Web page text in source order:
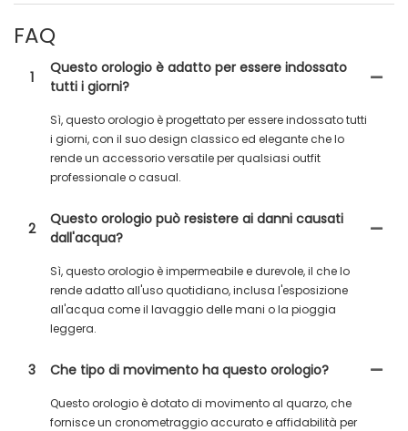
FAQ
1
Questo orologio è adatto per essere indossato
tutti i giorni?
Sì, questo orologio è progettato per essere indossato tutti
i giorni, con il suo design classico ed elegante che lo
rende un accessorio versatile per qualsiasi outfit
professionale o casual.
2
Questo orologio può resistere ai danni causati
dall'acqua?
Sì, questo orologio è impermeabile e durevole, il che lo
rende adatto all'uso quotidiano, inclusa l'esposizione
all'acqua come il lavaggio delle mani o la pioggia
leggera.
3 Che tipo di movimento ha questo orologio?
Questo orologio è dotato di movimento al quarzo, che
fornisce un cronometraggio accurato e affidabilità per